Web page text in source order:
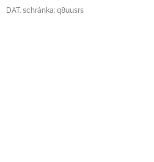
DAT. schránka: q8uusrs